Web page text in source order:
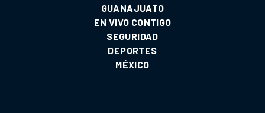
GUANAJUATO
EN VIVO CONTIGO
SEGURIDAD
DEPORTES
MÉXICO